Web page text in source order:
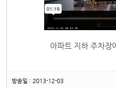
아파트 지하 주차장
방송일 : 2013-12-03